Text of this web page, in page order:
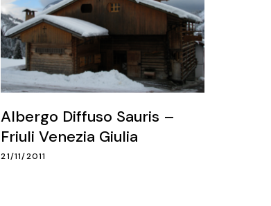
Albergo Diffuso Sauris –
Friuli Venezia Giulia
21/11/2011